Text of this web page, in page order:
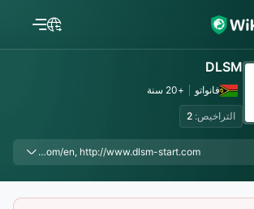
DLSM
فانواتو +20 سنة
التراخيص: 2
https://www.dlsmjumper.com, https://www.dlsm.com/en, https://www.dlsm-curfy.com/en, https://www.dlsm-cashx.com/en, https://www.dlsm-fxnow.com/en, https://www.dlsm-finit.com/en, https://www.dlsm-exsys.com/en, http://www.dlsm-start.com